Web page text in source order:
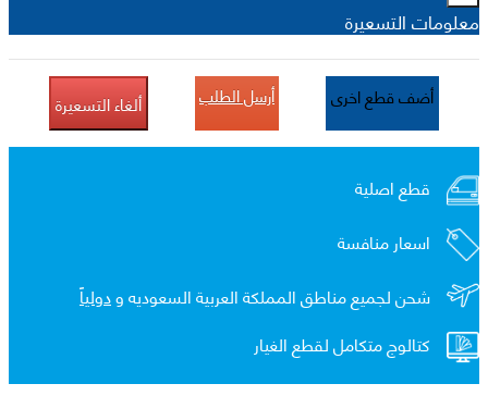
معلومات التسعيرة
أضف قطع اخرى أرسل الطلب ألغاء التسعيرة
قطع اصلية
اسعار منافسة
شحن لجميع مناطق المملكة العربية السعوديه ودولياً
كتالوج متكامل لقطع الغيار